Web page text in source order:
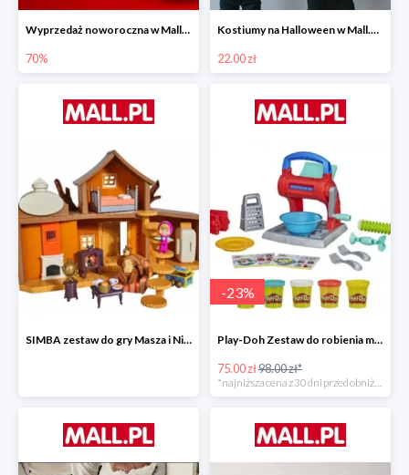
Wyprzedaż noworoczna w Mall.pl do -70%
70%
Kostiumy na Halloween w Mall.pl od 22 zł
22.00 zł
SIMBA zestaw do gry Masza i Niedźwiedź - Duży dom Maszy -15%
-23%
Play-Doh Zestaw do robienia makaronów -23%
75.00 zł98.00 zł*